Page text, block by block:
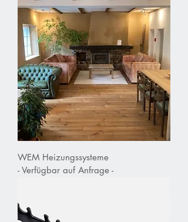
Back to Shopping
WEM Heizungssysteme
- Verfügbar auf Anfrage -